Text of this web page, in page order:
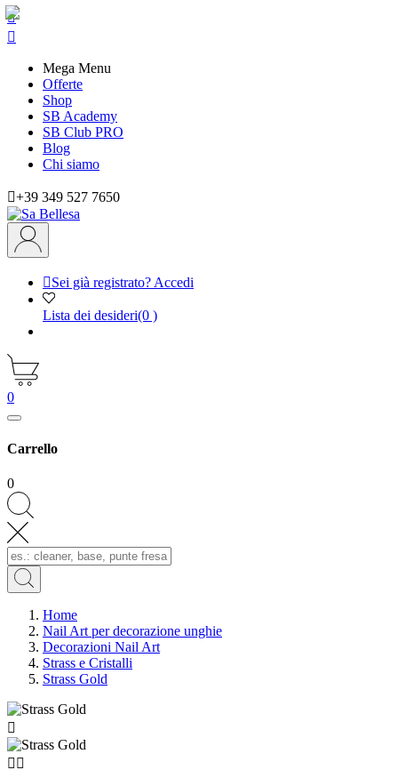


Mega Menu
Offerte
Shop
SB Academy
SB Club PRO
Blog
Chi siamo
+39 349 527 7650
Sei già registrato? Accedi
Lista dei desideri(0 )
0
Carrello
0
Home
Nail Art per decorazione unghie
Decorazioni Nail Art
Strass e Cristalli
Strass Gold

 